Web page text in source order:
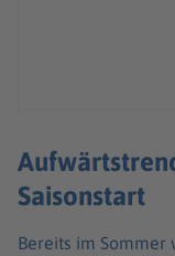
Saisonstart
Bereits im Sommer